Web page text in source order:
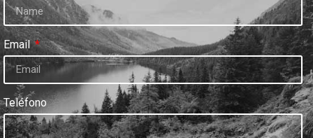
Email
Teléfono